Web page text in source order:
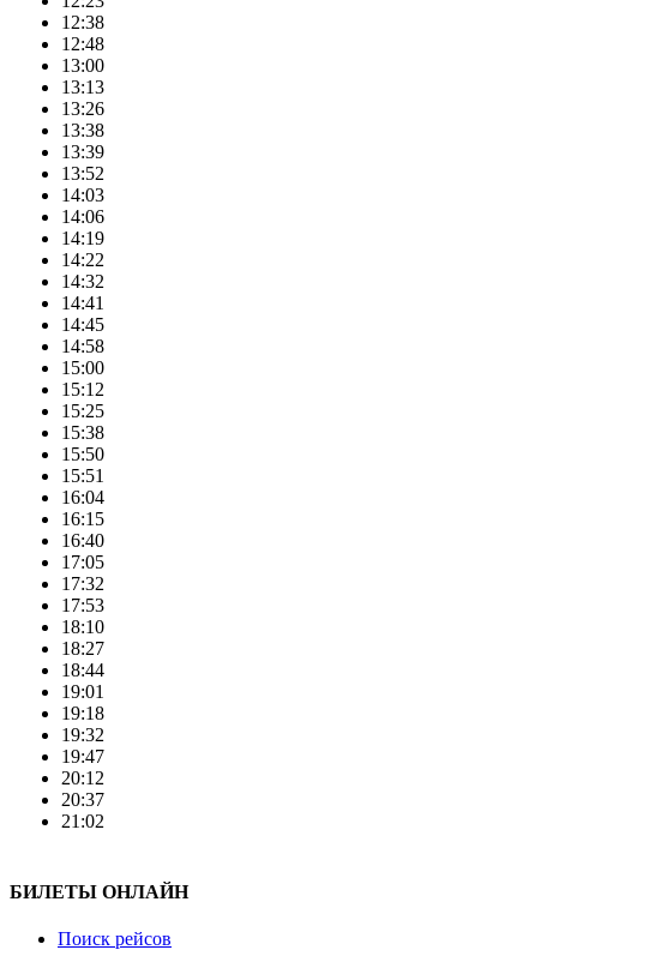
12:38
12:48
13:00
13:13
13:26
13:38
13:39
13:52
14:03
14:06
14:19
14:22
14:32
14:41
14:45
14:58
15:00
15:12
15:25
15:38
15:50
15:51
16:04
16:15
16:40
17:05
17:32
17:53
18:10
18:27
18:44
19:01
19:18
19:32
19:47
20:12
20:37
21:02
БИЛЕТЫ ОНЛАЙН
Поиск рейсов